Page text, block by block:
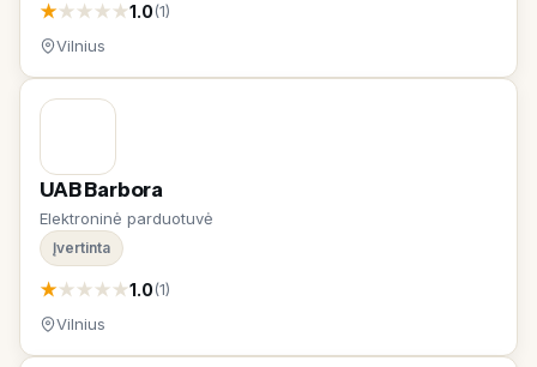
★★★★★1.0(1)
Vilnius
UAB Barbora
Elektroninė parduotuvė
Įvertinta
★★★★★1.0(1)
Vilnius